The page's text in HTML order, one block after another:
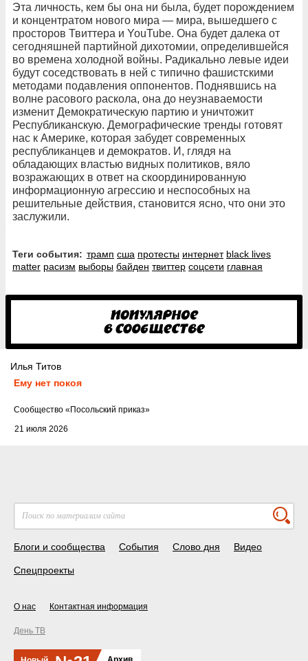
Эта личность, кем бы она ни была, будет порождением
и концентратом нового мира — мира, вышедшего с
просторов Твиттера и YouTube. Она будет далека от
сегодняшней партийной дихотомии, определившейся
во времена холодной войны. Радикально левые идеи
будут соседствовать в ней с типично фашистскими
методами подавления оппонентов. Поднявшись на
волне расового раскола, она до неузнаваемости
изменит Демократическую партию и уничтожит
Республиканскую. Демографические тренды готовят
нас к Америке, которая забудет современных
республиканцев и демократов. И, глядя на
обладающих властью видных политиков, вяло
возражающих в ответ на скоординированную
информационную агрессию и неспособных на
решительные действия, становится ясно, что они это
заслужили.
Теги события: трамп сша протесты интернет black lives
matter расизм выборы байден твиттер соцсети главная
Илья Титов
Ему нет покоя
21 июля 2026
Cообщество «Посольский приказ»
Блоги и сообщества События Слово дня Видео
Спецпроекты
О нас Контактная информация
День ТВ